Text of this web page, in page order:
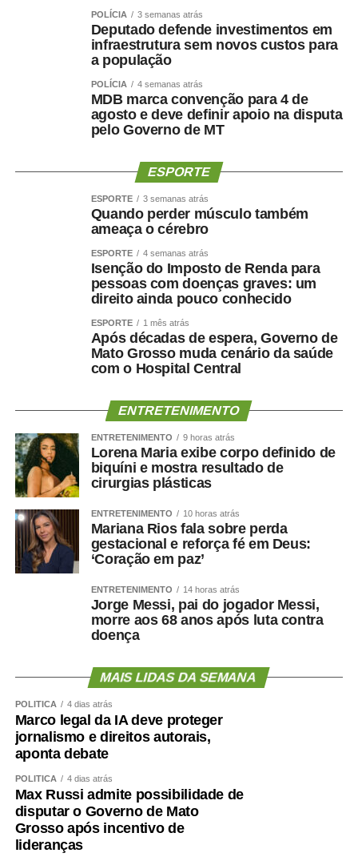
Mesmo com o avanço dos medicamentos para
obesidade, o objetivo não deve ser apenas reduzir o
número na balança. O tratamento precisa preservar
músculo, reduzir gordura visceral, melhorar o
metabolismo e manter a autonomia.
ficarmais saudável, mais forte e funcionalmente mais
Por que o músculo influencia
a saúde cerebral?
A relação entre músculo e cérebro é complexa, mas
alguns mecanismos ajudam a explicá-la.
A perda muscular pode piorar a resistência à insulina,
favorecer inflamação crônica. Ao mesmo tempo, fatores
como hipertensão, diabetes, apneia do sono e colesterol
elevado afetam os vasos sanguíneos que irrigam tanto o
coração quanto o cérebro.
Por isso, preservar músculo é muito mais do que uma
questão estética. É uma estratégia de proteção
metabólica, cardiovascular, funcional e possivelmente
cognitiva.
Como enfrentar
cientificamente esse problema
O primeiro passo é avaliar mais do que o peso.
Circunferência abdominal, composição corporal, força de
preensão, velocidade da marcha, capacidade funcional e
exames cardiometabólicos ajudam a identificar riscos que
o IMC isolado não mostra.
O treinamento de força deve ocupar posição central.
POLÍCIA 3 semanas atrás
Deputado defende investimentos em
infraestrutura sem novos custos para
a população
POLÍCIA 4 semanas atrás
MDB marca convenção para 4 de
agosto e deve definir apoio na disputa
pelo Governo de MT
ESPORTE
ESPORTE 3 semanas atrás
Quando perder músculo também
ameaça o cérebro
ESPORTE 4 semanas atrás
Isenção do Imposto de Renda para
pessoas com doenças graves: um
direito ainda pouco conhecido
ESPORTE 1 mês atrás
Após décadas de espera, Governo de
Mato Grosso muda cenário da saúde
com o Hospital Central
ENTRETENIMENTO
ENTRETENIMENTO 9 horas atrás
Lorena Maria exibe corpo definido de
biquíni e mostra resultado de
cirurgias plásticas
ENTRETENIMENTO 10 horas atrás
Mariana Rios fala sobre perda
gestacional e reforça fé em Deus:
‘Coração em paz’
ENTRETENIMENTO 14 horas atrás
Jorge Messi, pai do jogador Messi,
morre aos 68 anos após luta contra
doença
MAIS LIDAS DA SEMANA
POLÍTICA 4 dias atrás
Marco legal da IA deve proteger
jornalismo e direitos autorais,
aponta debate
POLÍTICA 4 dias atrás
Max Russi admite possibilidade de
disputar o Governo de Mato
Grosso após incentivo de
lideranças